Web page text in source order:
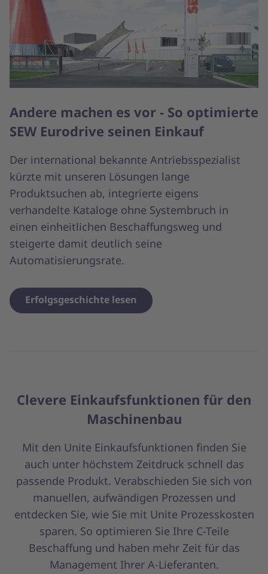
Andere machen es vor - So optimierte
SEW Eurodrive seinen Einkauf
Der international bekannte Antriebsspezialist
kürzte mit unseren Lösungen lange
Produktsuchen ab, integrierte eigens
verhandelte Kataloge ohne Systembruch in
einen einheitlichen Beschaffungsweg und
steigerte damit deutlich seine
Automatisierungsrate.
Erfolgsgeschichte lesen
Clevere Einkaufsfunktionen für den
Maschinenbau
Mit den Unite Einkaufsfunktionen finden Sie
auch unter höchstem Zeitdruck schnell das
passende Produkt. Verabschieden Sie sich von
manuellen, aufwändigen Prozessen und
entdecken Sie, wie Sie mit Unite Prozesskosten
sparen. So optimieren Sie Ihre C-Teile
Beschaffung und haben mehr Zeit für das
Management Ihrer A-Lieferanten.